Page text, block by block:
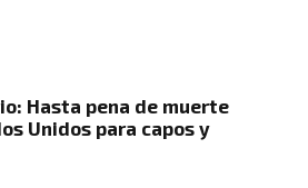
Hasta pena de muerte
Unidos para capos y